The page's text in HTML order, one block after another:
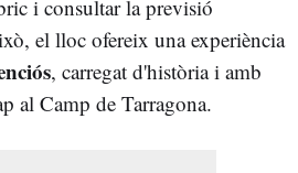
i consultar la previsió
el lloc ofereix una experiència
, carregat d'història i amb
al Camp de Tarragona.